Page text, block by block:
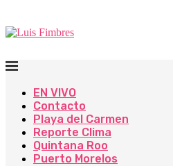
EN VIVO
Contacto
Playa del Carmen
Reporte Clima
Quintana Roo
Puerto Morelos